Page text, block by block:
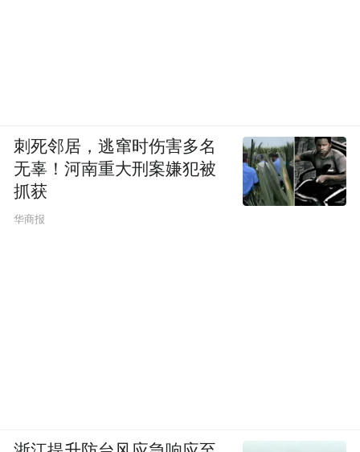
刺死邻居，逃窜时伤害多名
无辜！河南重大刑案嫌犯被
抓获
华商报